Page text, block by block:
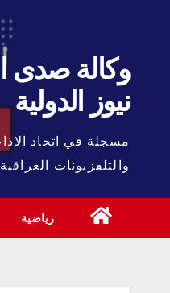
وكالة صدى
نيوز الدولية
مسجلة في اتحاد
والتلفزيونات العراقية
رياضية